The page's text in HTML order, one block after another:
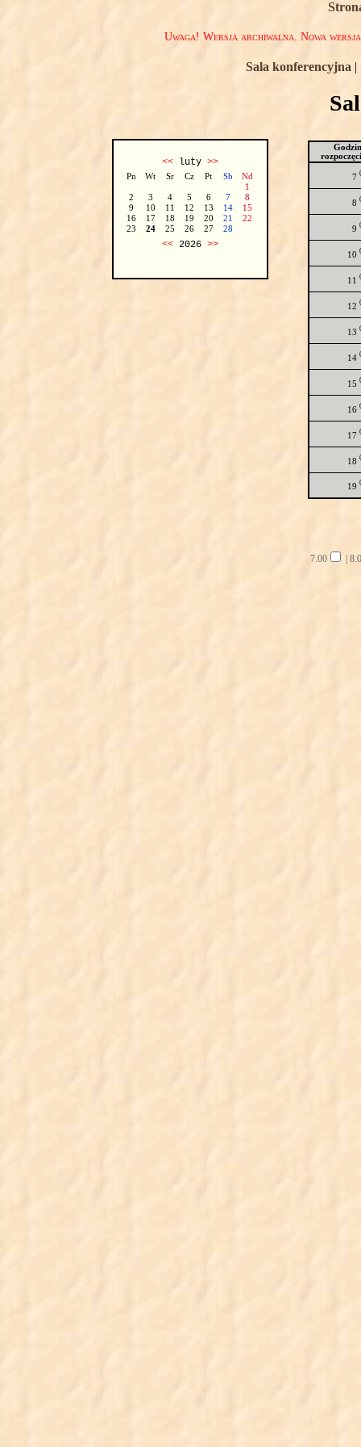
Uwaga! Wersja archiwalna. Nowa
Sala konferencyjna |
<<luty >>
Pn Wt Sr Cz Pt Sb
Nd
1
2
3 4 5 6 7
8
9
10 11 12 13 14
15
16
17 18 19 20 21
22
23
24 25 26 27 28
<<2026 >>
7
8
9
10
11
12
13
14
15
16
17
18
19
7.00